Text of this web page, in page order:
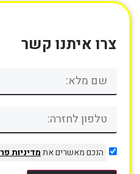
צרו איתנו קשר
הנכם מאשרים אתמדיניות